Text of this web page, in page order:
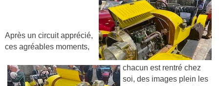
Après un circuit apprécié,
ces agréables moments,
chacun est rentré chez
soi, des images plein les